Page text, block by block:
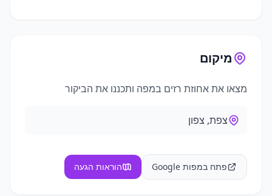
מיקום
מצאו אתאחוזת רזים במפה ותכננו את הביקור
צפת, צפון
פתח במפות Google הוראות הגעה